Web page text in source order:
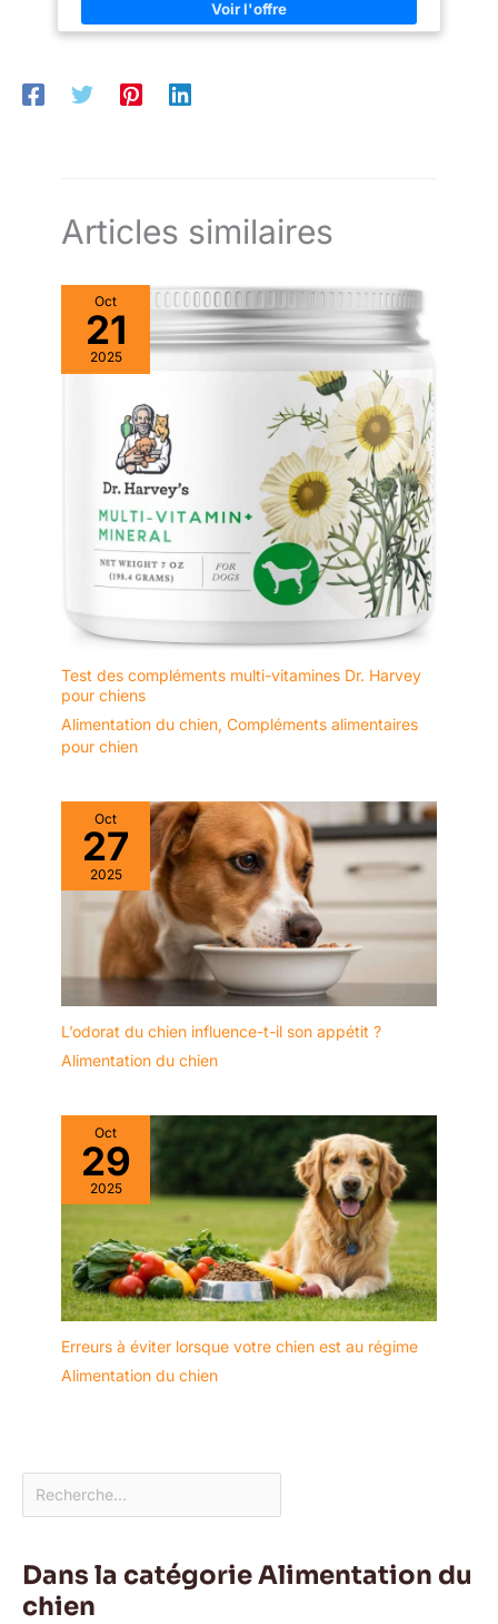
intestinale équilibrée contribue au bien-être général et aide à
soutenir les défenses naturelles. 5. 120 bouchées tendres au
Articles similaires
Oct
21
2025
Test des compléments multi-vitamines Dr. Harvey
pour chiens
Alimentation du chien, Compléments alimentaires
pour chien
Oct
27
2025
L’odorat du chien influence-t-il son appétit ?
Alimentation du chien
Oct
29
2025
Erreurs à éviter lorsque votre chien est au régime
Alimentation du chien
Dans la catégorie Alimentation du
chien